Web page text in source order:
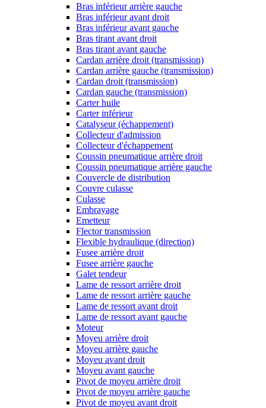
Bras inférieur arrière gauche
Bras inférieur avant droit
Bras inférieur avant gauche
Bras tirant avant droit
Bras tirant avant gauche
Cardan arrière droit (transmission)
Cardan arrière gauche (transmission)
Cardan droit (transmission)
Cardan gauche (transmission)
Carter huile
Carter inférieur
Catalyseur (échappement)
Collecteur d'admission
Collecteur d'échappement
Coussin pneumatique arrière droit
Coussin pneumatique arrière gauche
Couvercle de distribution
Couvre culasse
Culasse
Embrayage
Emetteur
Flector transmission
Flexible hydraulique (direction)
Fusee arrière droit
Fusee arrière gauche
Galet tendeur
Lame de ressort arrière droit
Lame de ressort arrière gauche
Lame de ressort avant droit
Lame de ressort avant gauche
Moteur
Moyeu arrière droit
Moyeu arrière gauche
Moyeu avant droit
Moyeu avant gauche
Pivot de moyeu arrière droit
Pivot de moyeu arrière gauche
Pivot de moyeu avant droit